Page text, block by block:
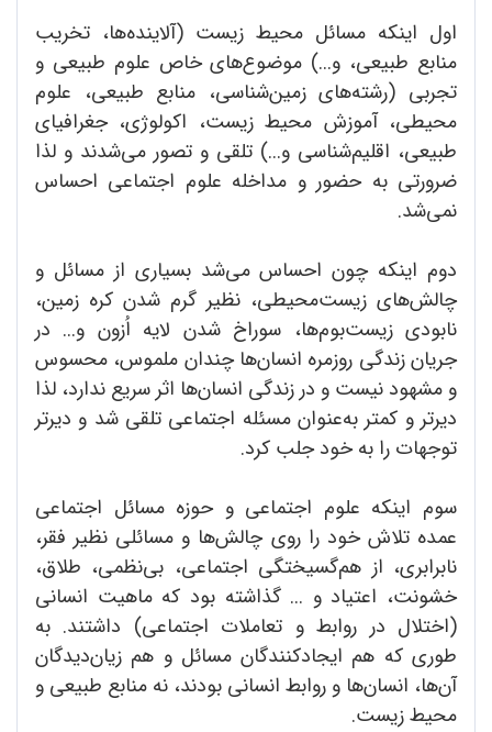
اول اینکه مسائل محیط زیست (آلاینده‌ها، تخریب
منابع طبیعی، و...) موضوع‌های خاص علوم طبیعی و
تجربی (رشته‌های زمین‌شناسی، منابع طبیعی، علوم
محیطی، آموزش محیط زیست، اکولوژی، جغرافیای
طبیعی، اقلیم‌شناسی و...) تلقی و تصور می‌شدند و لذا
ضرورتی به حضور و مداخله علوم اجتماعی احساس
نمی‌شد.
دوم اینکه چون احساس می‌شد بسیاری از مسائل و
چالش‌های زیست‌محیطی، نظیر گرم ‌شدن کره زمین،
نابودی زیست‌بوم‌ها، سوراخ شدن لایه اُزون و... در
جریان زندگی روزمره انسان‌ها چندان ملموس، محسوس
و مشهود نیست و در زندگی انسان‌ها اثر سریع ندارد، لذا
دیرتر و کمتر به‌عنوان مسئله اجتماعی تلقی شد و دیرتر
توجهات را به خود جلب کرد.
سوم اینکه علوم اجتماعی و حوزه مسائل اجتماعی
عمده تلاش خود را روی چالش‌ها و مسائلی نظیر فقر،
نابرابری، از هم‌گسیختگی اجتماعی، بی‌نظمی، طلاق،
خشونت، اعتیاد و ... گذاشته بود که ماهیت انسانی
(اختلال در روابط و تعاملات اجتماعی) داشتند. به
طوری که هم ایجادکنندگان مسائل و هم زیان‌دیدگان
آن‌ها، انسان‌ها و روابط انسانی بودند، نه منابع طبیعی و
محیط زیست.